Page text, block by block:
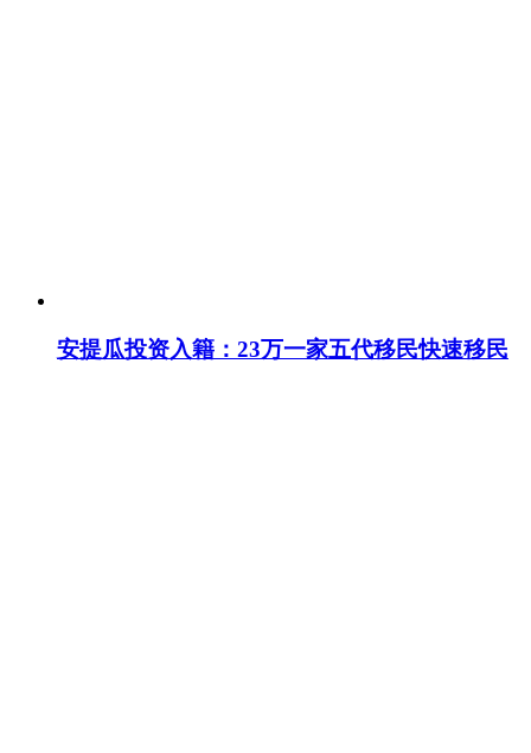
安提瓜投资入籍：23万一家五代移民快速移民